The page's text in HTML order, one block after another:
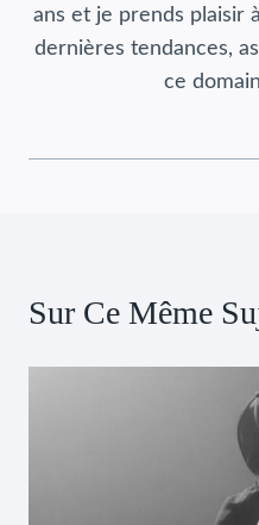
ans et je prends plaisir
dernières tendances,
ce
Sur Ce Même